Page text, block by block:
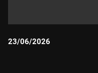
23/06/2026